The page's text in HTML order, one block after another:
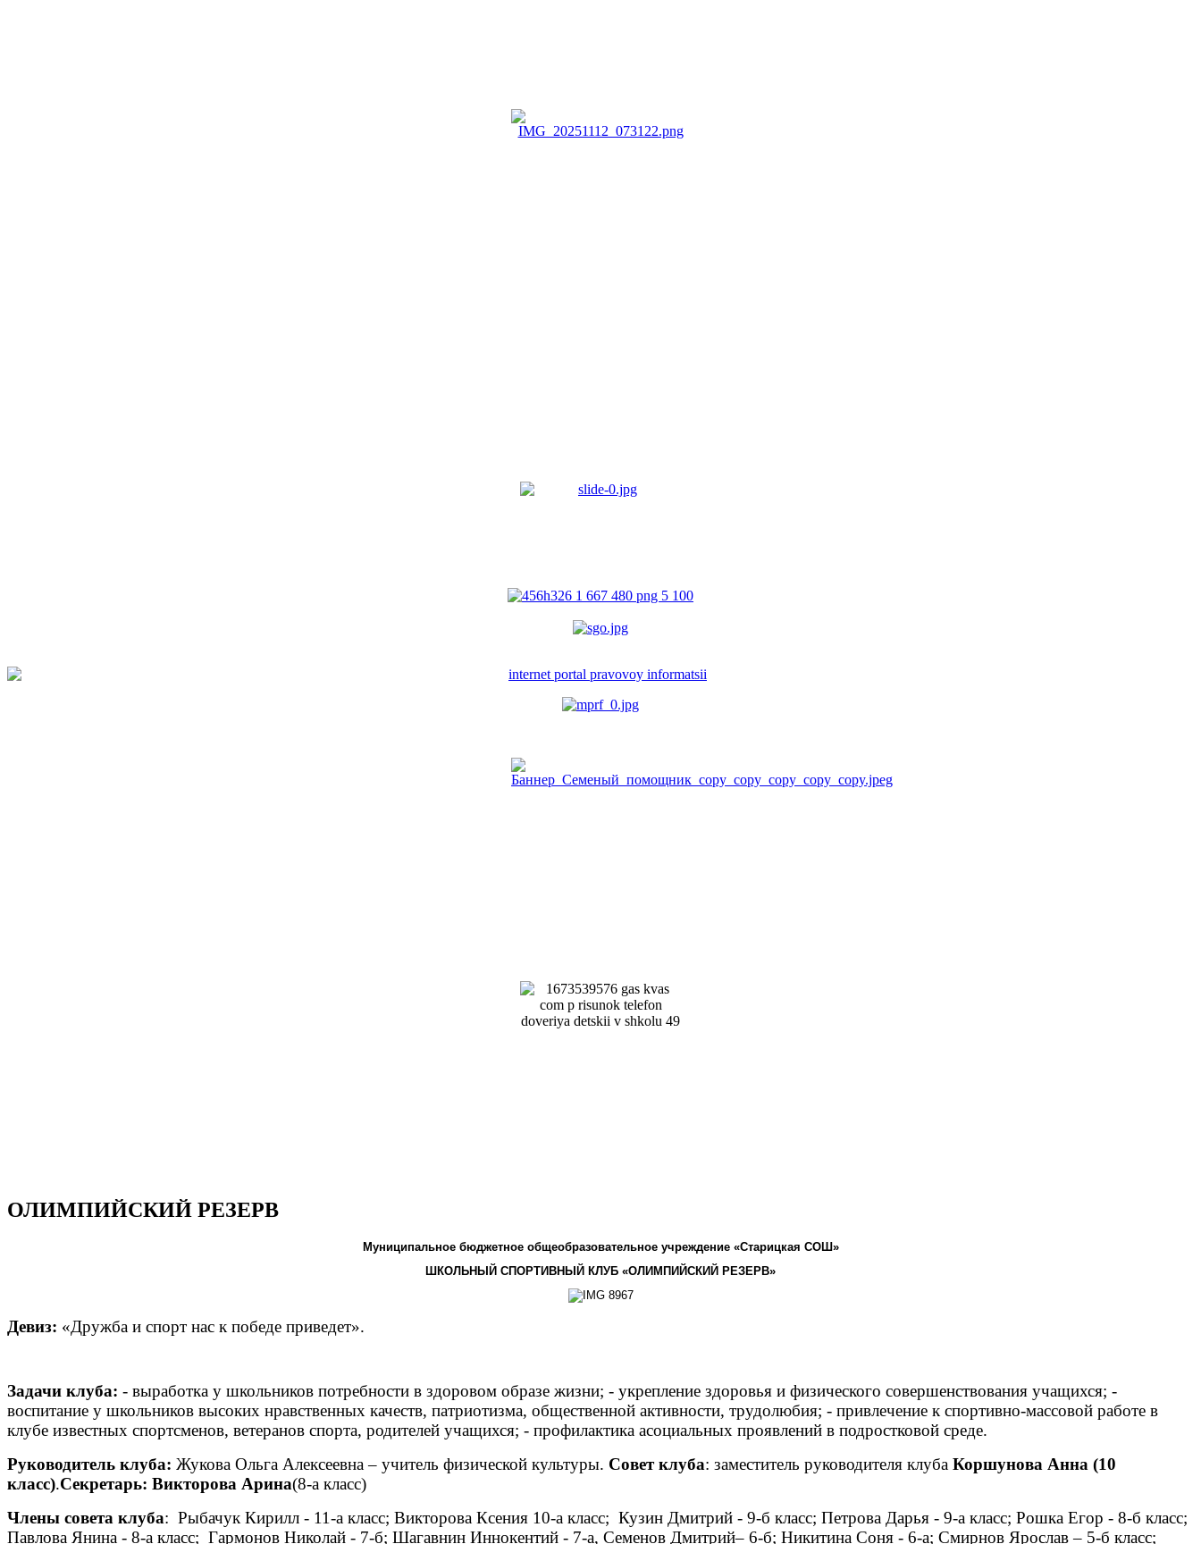
ОЛИМПИЙСКИЙ РЕЗЕРВ
Муниципальное бюджетное общеобразовательное учреждение «Старицкая СОШ»
ШКОЛЬНЫЙ СПОРТИВНЫЙ КЛУБ «ОЛИМПИЙСКИЙ РЕЗЕРВ»
Девиз: «Дружба и спорт нас к победе приведет».
Задачи клуба: - выработка у школьников потребности в здоровом образе жизни; - укрепление здоровья и физического совершенствования учащихся; -
воспитание у школьников высоких нравственных качеств, патриотизма, общественной активности, трудолюбия; - привлечение к спортивно-массовой работе в
клубе известных спортсменов, ветеранов спорта, родителей учащихся; - профилактика асоциальных проявлений в подростковой среде.
Руководитель клуба: Жукова Ольга Алексеевна – учитель физической культуры. Совет клуба: заместитель руководителя клуба Коршунова Анна (10
класс).Секретарь: Викторова Арина(8-а класс)
Члены совета клуба: Рыбачук Кирилл - 11-а класс; Викторова Ксения 10-а класс; Кузин Дмитрий - 9-б класс; Петрова Дарья - 9-а класс; Рошка Егор - 8-б класс;
Павлова Янина - 8-а класс; Гармонов Николай - 7-б; Шагавнин Иннокентий - 7-а, Семенов Дмитрий– 6-б; Никитина Соня - 6-а; Смирнов Ярослав – 5-б класс;